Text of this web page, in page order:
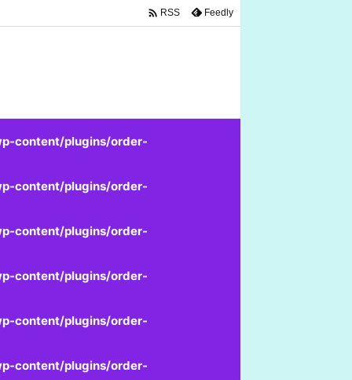
content/plugins/order-
content/plugins/order-
content/plugins/order-
content/plugins/order-
content/plugins/order-
content/plugins/order-
 RSS Feedly